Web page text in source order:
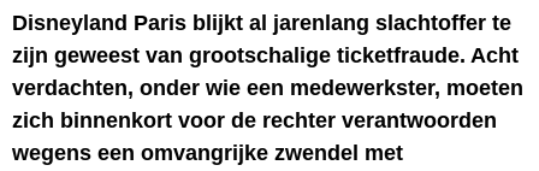
Disneyland Paris blijkt al jarenlang slachtoffer te
zijn geweest van grootschalige ticketfraude. Acht
verdachten, onder wie een medewerkster, moeten
zich binnenkort voor de rechter verantwoorden
wegens een omvangrijke zwendel met